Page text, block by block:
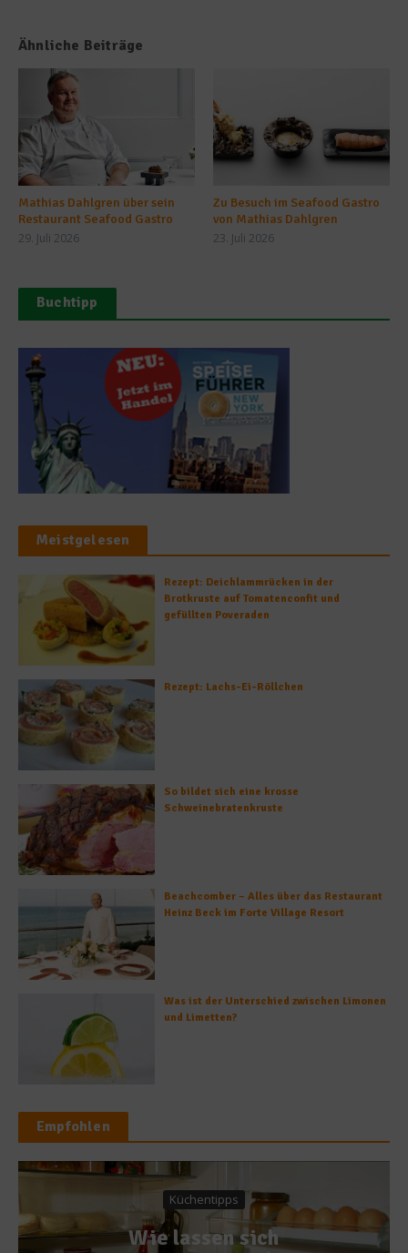
Ähnliche Beiträge
Mathias Dahlgren über sein
Restaurant Seafood Gastro
29. Juli 2026
Zu Besuch im Seafood Gastro
von Mathias Dahlgren
23. Juli 2026
Buchtipp
Meistgelesen
Rezept: Deichlammrücken in der
Brotkruste auf Tomatenconfit und
gefüllten Poveraden
Rezept: Lachs-Ei-Röllchen
So bildet sich eine krosse
Schweinebratenkruste
Beachcomber – Alles über das Restaurant
Heinz Beck im Forte Village Resort
Was ist der Unterschied zwischen Limonen
und Limetten?
Empfohlen
Küchentipps
Wie lassen sich